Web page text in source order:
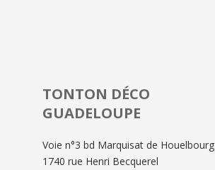
TONTON DÉCO
GUADELOUPE
Voie n°3 bd Marquisat de Houelbourg
1740 rue Henri Becquerel